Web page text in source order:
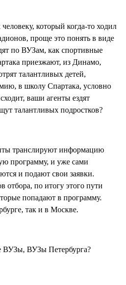
который когда-то ходил
проще это понять в виде
по ВУЗам, как спортивные
приезжают, из Динамо,
талантливых детей,
в школу Спартака, условно
ваши агенты ездят
талантливых подростков?
транслируют информацию
программу, и уже сами
и подают свои заявки.
отбора, по итогу этого пути
попадают в программу.
так и в Москве.
ВУЗы, ВУЗы Петербурга?